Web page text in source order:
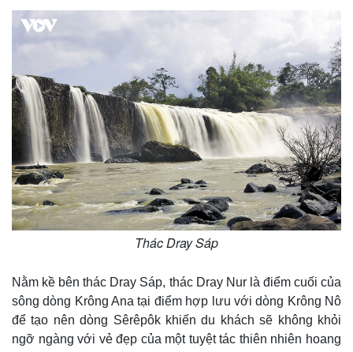
Thác Dray Sáp
Nằm kề bên thác Dray Sáp, thác Dray Nur là điểm cuối của
sông dòng Krông Ana tại điểm hợp lưu với dòng Krông Nô
để tạo nên dòng Sêrêpôk khiến du khách sẽ không khỏi
ngỡ ngàng với vẻ đẹp của một tuyệt tác thiên nhiên hoang